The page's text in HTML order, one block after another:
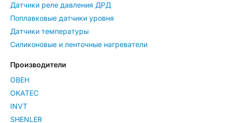
Датчики реле давления ДРД
Поплавковые датчики уровня
Датчики температуры
Силиконовые и ленточные нагреватели
Производители
ОВЕН
OKATEC
INVT
SHENLER